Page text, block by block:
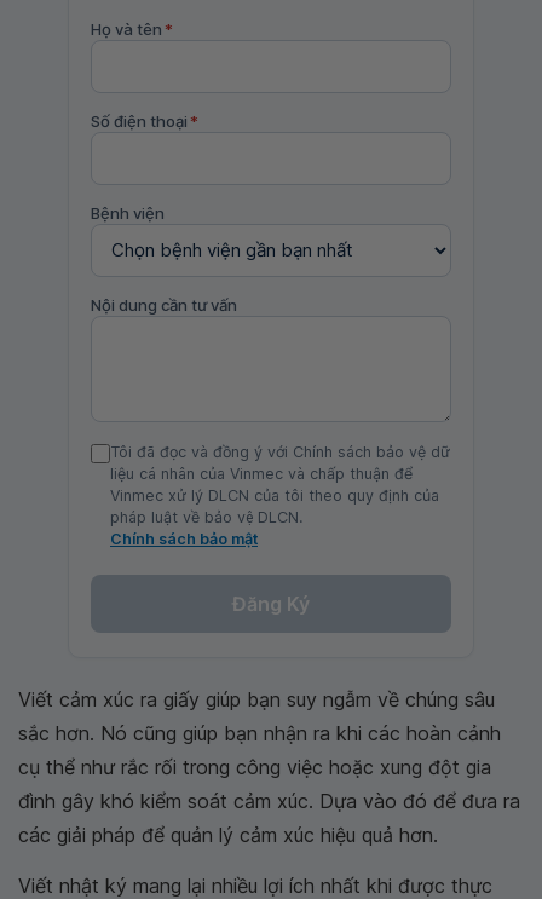
Họ và tên *
Số điện thoại *
Bệnh viện
Nội dung cần tư vấn
Tôi đã đọc và đồng ý với Chính sách bảo vệ dữ
liệu cá nhân của Vinmec và chấp thuận để
Vinmec xử lý DLCN của tôi theo quy định của
pháp luật về bảo vệ DLCN.
Chính sách bảo mật
Đăng Ký
Viết cảm xúc ra giấy giúp bạn suy ngẫm về chúng sâu
sắc hơn. Nó cũng giúp bạn nhận ra khi các hoàn cảnh
cụ thể như rắc rối trong công việc hoặc xung đột gia
đình gây khó kiểm soát cảm xúc. Dựa vào đó để đưa ra
các giải pháp để quản lý cảm xúc hiệu quả hơn.
Viết nhật ký mang lại nhiều lợi ích nhất khi được thực